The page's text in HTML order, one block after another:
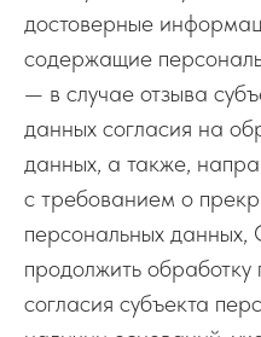
достоверные
содержащие
— в случае отзыва
данных согласия на
данных, а также,
с требованием о
персональных
продолжить
согласия субъекта